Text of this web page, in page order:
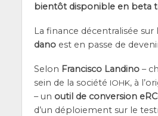
bien­tôt dis­po­nible en beta
La finance décen­tra­li­sée
da­noest en passe de
Selon Fran­cis­co Lan­di­no–
sein de la socié­té IOHK, à
– un outil de conver­sion
d’un déploie­ment sur le